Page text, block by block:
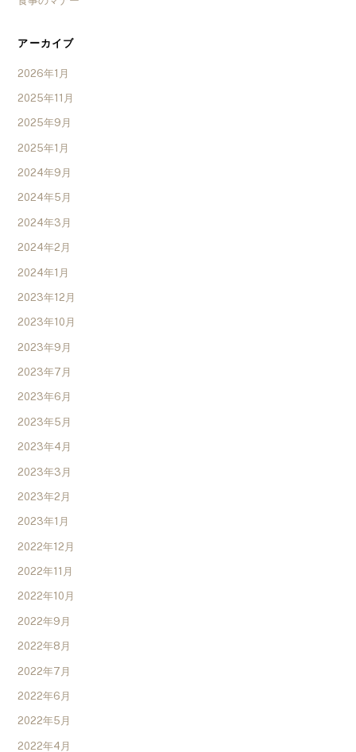
アーカイブ
2026年1月
2025年11月
2025年9月
2025年1月
2024年9月
2024年5月
2024年3月
2024年2月
2024年1月
2023年12月
2023年10月
2023年9月
2023年7月
2023年6月
2023年5月
2023年4月
2023年3月
2023年2月
2023年1月
2022年12月
2022年11月
2022年10月
2022年9月
2022年8月
2022年7月
2022年6月
2022年5月
2022年4月